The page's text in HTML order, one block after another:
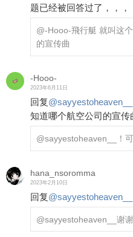
题已经被回答过了，，，
@-Hooo-飛行艇 就叫这
的宣传曲
-Hooo-
2023年6月11日
回复@sayyestoheaven__
知道哪个航空公司的宣传
@sayyestoheaven__ ！
hana_nsoromma
2023年2月10日
回复@sayyestoheaven__
@sayyestoheaven__ 谢